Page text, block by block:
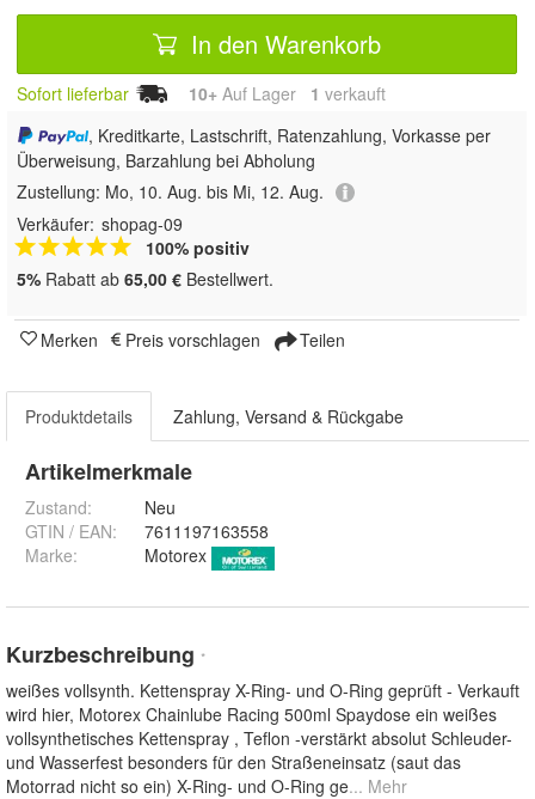
In den Warenkorb
Sofort lieferbar 10+ Auf Lager 1 verkauft
, Kreditkarte, Lastschrift, Ratenzahlung, Vorkasse per
Überweisung, Barzahlung bei Abholung
Zustellung: Mo, 10. Aug. bis Mi, 12. Aug.
Verkäufer: shopag-09
100% positiv
5% Rabatt ab 65,00 € Bestellwert.
Merken Preis vorschlagen Teilen
Produktdetails Zahlung, Versand & Rückgabe
Artikelmerkmale
Zustand:
Neu
GTIN / EAN:
7611197163558
Marke:
Motorex
Kurzbeschreibung *
weißes vollsynth. Kettenspray X-Ring- und O-Ring geprüft - Verkauft
wird hier, Motorex Chainlube Racing 500ml Spaydose ein weißes
vollsynthetisches Kettenspray , Teflon -verstärkt absolut Schleuder-
und Wasserfest besonders für den Straßeneinsatz (saut das
Motorrad nicht so ein) X-Ring- und O-Ring ge... Mehr